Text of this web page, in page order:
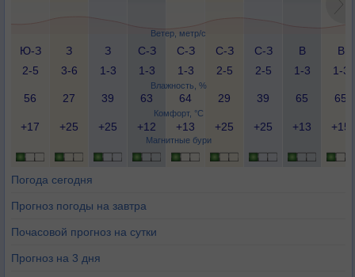
Ветер, метр/с
Влажность, %
Комфорт, °C
Магнитные бури
Ю-З
2-5
З
3-6
З
1-3
С-З
1-3
С-З
1-3
С-З
2-5
С-З
2-5
В
1-3
В
1-3
56 27 39 63 64 29 39 65 65
+17 +25 +25 +12 +13 +25 +25 +13 +15
Погода сегодня
Прогноз погоды на завтра
Почасовой прогноз на сутки
Прогноз на 3 дня